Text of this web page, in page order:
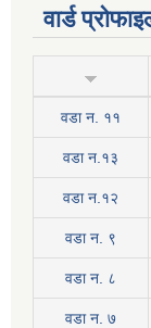
वार्ड
वडा न‍. ११
वडा न.१३
वडा न.१२
वडा न. ९
वडा न. ८
वडा न. ७